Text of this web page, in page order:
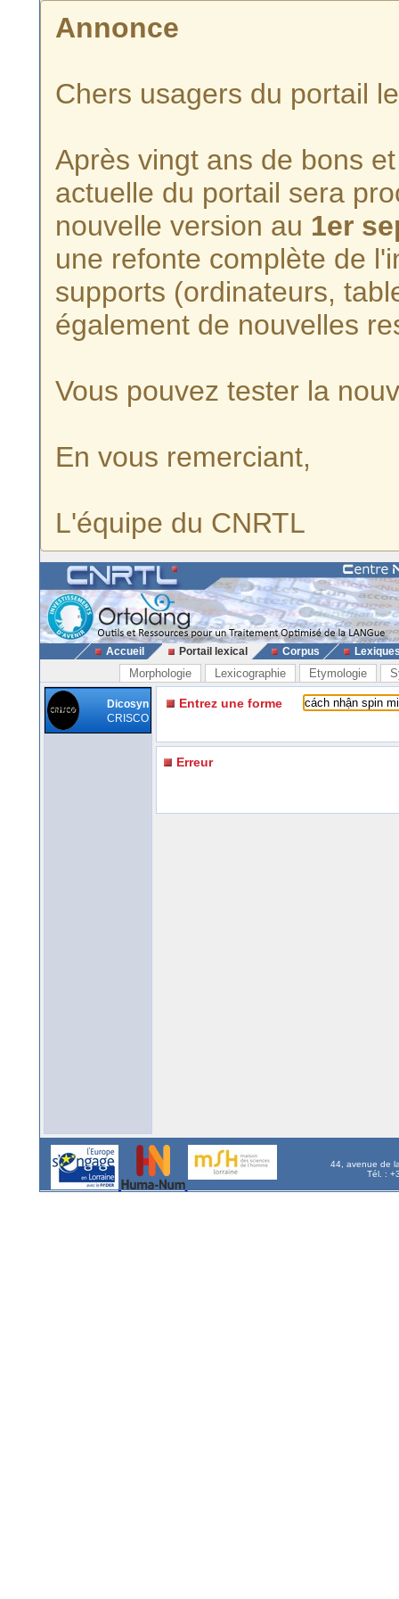
Annonce
Chers usagers du portail
Après vingt ans de bons
actuelle du portail sera
nouvelle version au 1er
une refonte complète de
supports (ordinateurs,
également de nouvelles
Vous pouvez tester la
En vous remerciant,
L'équipe du CNRTL
Accueil Portail lexical Corpus
Morphologie Lexicographie Etymologie
Dicosyn
CRISCO
Entrez une forme
Erreur
44, avenue de
Tél. :